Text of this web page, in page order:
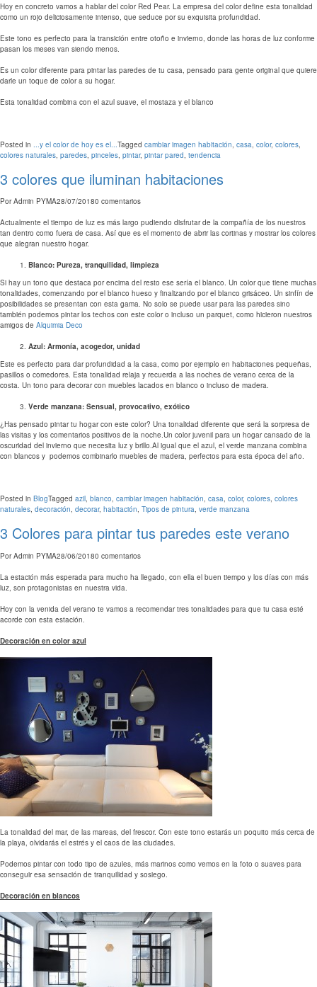
Hoy en concreto vamos a hablar del color Red Pear. La empresa del color define esta tonalidad
como un rojo deliciosamente intenso, que seduce por su exquisita profundidad.
Este tono es perfecto para la transición entre otoño e invierno, donde las horas de luz conforme
pasan los meses van siendo menos.
Es un color diferente para pintar las paredes de tu casa, pensado para gente original que quiere
darle un toque de color a su hogar.
Esta tonalidad combina con el azul suave, el mostaza y el blanco
Posted in ...y el color de hoy es el...Tagged cambiar imagen habitación, casa, color, colores,
colores naturales, paredes, pinceles, pintar, pintar pared, tendencia
3 colores que iluminan habitaciones
PorAdmin PYMA28/07/20180 comentarios
Actualmente el tiempo de luz es más largo pudiendo disfrutar de la compañía de los nuestros
tan dentro como fuera de casa. Así que es el momento de abrir las cortinas y mostrar los colores
que alegran nuestro hogar.
Blanco: Pureza, tranquilidad, limpieza
Si hay un tono que destaca por encima del resto ese sería el blanco. Un color que tiene muchas
tonalidades, comenzando por el blanco hueso y finalizando por el blanco grisáceo. Un sinfín de
posibilidades se presentan con esta gama. No solo se puede usar para las paredes sino
también podemos pintar los techos con este color o incluso un parquet, como hicieron nuestros
amigos de Alquimia Deco
Azul: Armonía, acogedor, unidad
Este es perfecto para dar profundidad a la casa, como por ejemplo en habitaciones pequeñas,
pasillos o comedores. Esta tonalidad relaja y recuerda a las noches de verano cerca de la
costa. Un tono para decorar con muebles lacados en blanco o incluso de madera.
Verde manzana: Sensual, provocativo, exótico
¿Has pensado pintar tu hogar con este color? Una tonalidad diferente que será la sorpresa de
las visitas y los comentarios positivos de la noche.Un color juvenil para un hogar cansado de la
oscuridad del invierno que necesita luz y brillo.Al igual que el azul, el verde manzana combina
con blancos y podemos combinarlo muebles de madera, perfectos para esta época del año.
Posted in BlogTagged azil, blanco, cambiar imagen habitación, casa, color, colores, colores
naturales, decoración, decorar, habitación, Tipos de pintura, verde manzana
3 Colores para pintar tus paredes este verano
PorAdmin PYMA28/06/20180 comentarios
La estación más esperada para mucho ha llegado, con ella el buen tiempo y los días con más
luz, son protagonistas en nuestra vida.
Hoy con la venida del verano te vamos a recomendar tres tonalidades para que tu casa esté
acorde con esta estación.
Decoración en color azul
La tonalidad del mar, de las mareas, del frescor. Con este tono estarás un poquito más cerca de
la playa, olvidarás el estrés y el caos de las ciudades.
Podemos pintar con todo tipo de azules, más marinos como vemos en la foto o suaves para
conseguir esa sensación de tranquilidad y sosiego.
Decoración en blancos